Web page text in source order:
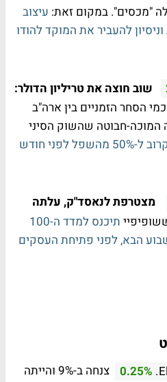
"מכסים". במקום זאת: עיצוב
להעביר את המוקד להודו
שוב חוצה את טריליון הדולר:
הסחר הזמניים בין ארה"ב
חבוטה שהשוק הסיני
לפני חודש
מצטרפת לנאסד"ק, עלתה
תיכנס למדד ה-100
בשבוע הבא, לפני פתיחת העסקים
0.25% צנחה ב-9% והייתה